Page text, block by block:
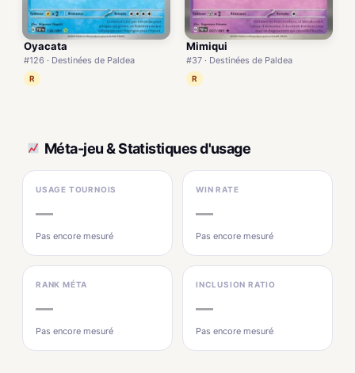
Oyacata
#126 · Destinées de Paldea
R
Mimiqui
#37 · Destinées de Paldea
R
Méta-jeu & Statistiques d'usage
USAGE TOURNOIS
—
Pas encore mesuré
WIN RATE
—
Pas encore mesuré
RANK MÉTA
—
Pas encore mesuré
INCLUSION RATIO
—
Pas encore mesuré